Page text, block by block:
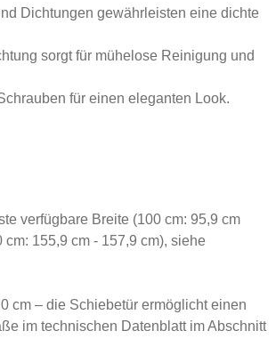
Dichtungen gewährleisten eine dichte
sorgt für mühelose Reinigung und
für einen eleganten Look.
verfügbare Breite (100 cm: 95,9 cm
155,9 cm - 157,9 cm), siehe
cm – die Schiebetür ermöglicht einen
im technischen Datenblatt im Abschnitt